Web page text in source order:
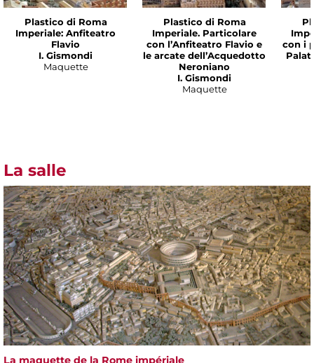
Plastico di Roma
Imperiale: Anfiteatro
Flavio
I. Gismondi
Maquette
Plastico di Roma
Imperiale. Particolare
con l’Anfiteatro Flavio e
le arcate dell’Acquedotto
Neroniano
I. Gismondi
Maquette
con i
La salle
La maquette de la Rome impériale